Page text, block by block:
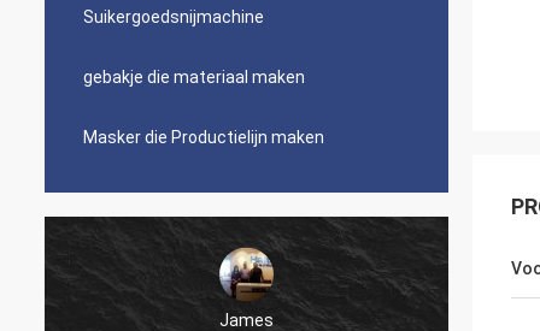
Suikergoedsnijmachine
gebakje die materiaal maken
Masker die Productielijn maken
James